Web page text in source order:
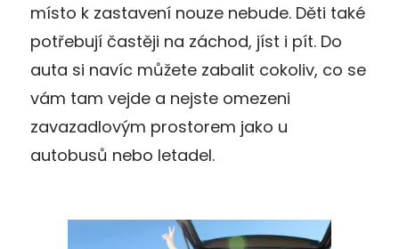
místo k zastavení nouze nebude. Děti také
potřebují častěji na záchod, jíst i pít. Do
auta si navíc můžete zabalit cokoliv, co se
vám tam vejde a nejste omezeni
zavazadlovým prostorem jako u
autobusů nebo letadel.